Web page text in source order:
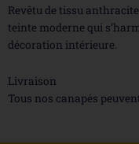
Revêtu de tissu
teinte moderne qui
décoration intérieure.
Livraison
Tous nos canapés